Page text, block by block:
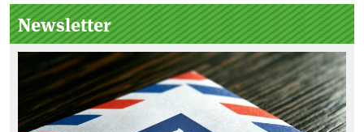
Seitenleiste
Newsletter